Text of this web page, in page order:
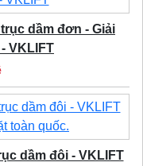
dầm đơn - Giải
VKLIFT
dầm đôi - VKLIFT